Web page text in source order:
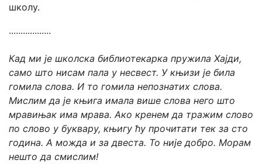
школу.
..................
Кад ми је школска библиотекарка пружила Хајди,
само што нисам пала у несвест. У књизи је била
гомила слова. И то гомила непознатих слова.
Мислим да је књига имала више слова него што
мрaвињак има мрава. Ако кренем да тражим слово
по слово у буквару, књигу ћу прочитати тек за сто
година. А можда и за двеста. То није добро. Морам
нешто да смислим!